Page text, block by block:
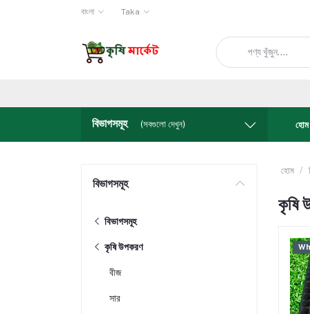
বাংলা Taka
বিভাগসমূহ (সবগুলো দেখুন) হোম
বিভাগসমূহ
বিভাগসমূহ
কৃষি উপকরণ
বীজ
সার
হোম
কৃষি